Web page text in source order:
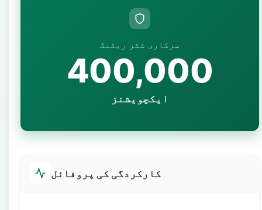
سرکاری شٹر ریٹنگ
400,000
ایکچویشنز
کارکردگی کی پروفائل